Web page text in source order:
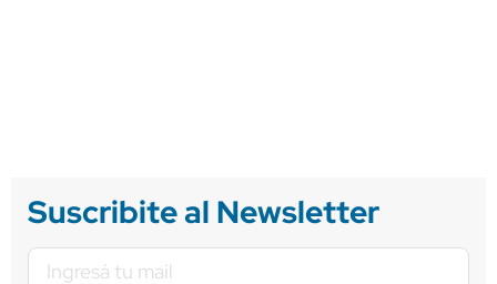
Suscribite al Newsletter